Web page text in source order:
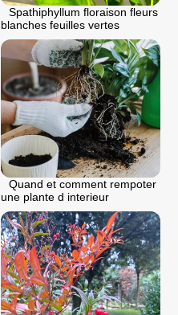
Spathiphyllum floraison fleurs
blanches feuilles vertes
Quand et comment rempoter
une plante d interieur